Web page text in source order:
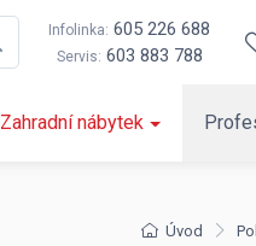
Infolinka: 605 226 688
Servis: 603 883 788
Zahradní nábytek
Úvod